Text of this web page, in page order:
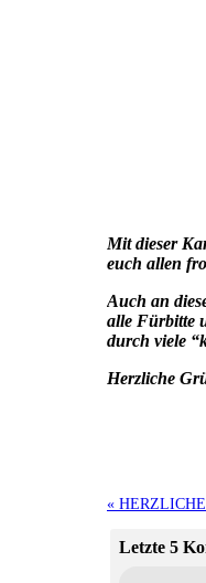
Mit dieser
euch allen
Auch an
alle Fürbitte
durch viele
Herzliche
« HERZLICHE
Letzte 5